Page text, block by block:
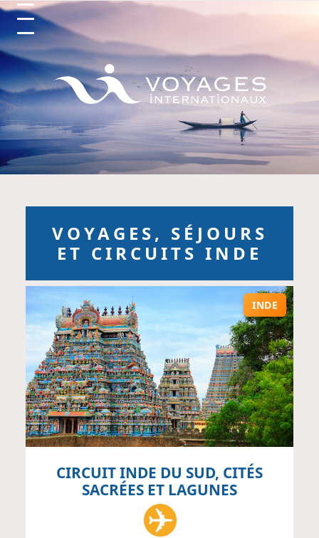
Circuits et Séjours en France,
VOYAGES, SÉJOURS
ET CIRCUITS INDE
INDE
CIRCUIT INDE DU SUD, CITÉS
SACRÉES ET LAGUNES